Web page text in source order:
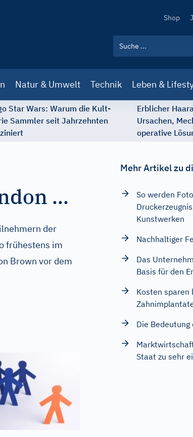
Shop
Natur & Umwelt Technik Leben &
Star Wars: Warum die Kult-
Sammler seit Jahrzehnten
Erblicher
Ursachen,
operative
...
der
frühestens im
Brown vor dem
Mehr Artikel zu
So werden
Kunstwerken
Nachhaltiger
Das
Basis für den
Kosten sparen
Die
Staat zu sehr